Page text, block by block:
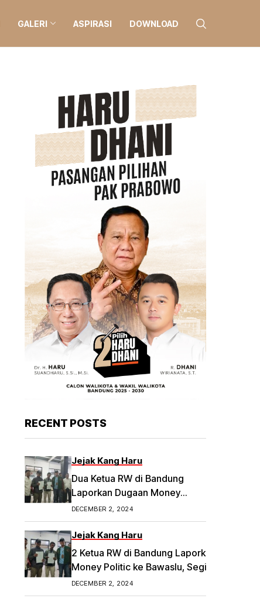
GALERI ASPIRASI DOWNLOAD
RECENT POSTS
Jejak Kang Haru
Dua Ketua RW di Bandung
Laporkan Dugaan Money
Politik
DECEMBER 2, 2024
Jejak Kang Haru
2 Ketua RW di Bandung Laporkan Dugaan
Money Politic ke Bawaslu, Segini
Nominalnya Artikel ini telah tayang di
Tribunpriangan.com dengan judul 2
DECEMBER 2, 2024